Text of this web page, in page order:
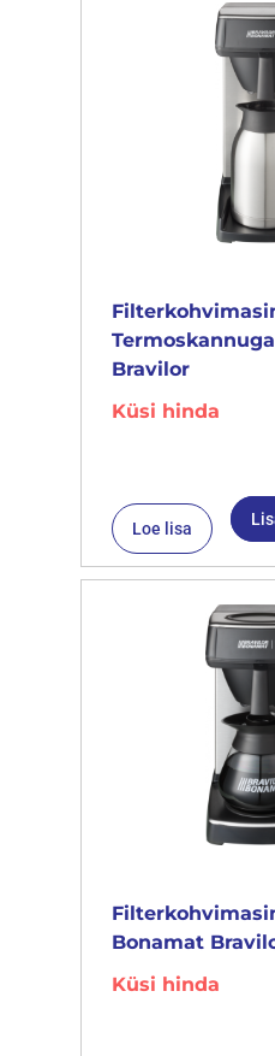
Bravilor
Küsi hinda
Loe lisa
Bonamat
Küsi hinda